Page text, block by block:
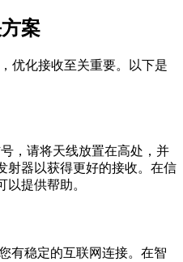
案
，优化接收至关重要。以下是
，请将天线放置在高处，并
射器以获得更好的接收。在信
提供帮助。
有稳定的互联网连接。在智